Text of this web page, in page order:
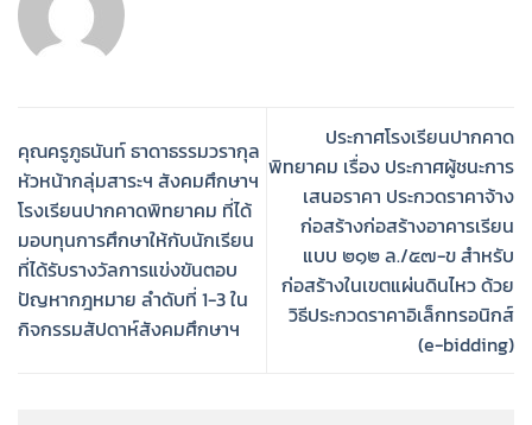
คุณครูภูธนันท์ ธาดาธรรมวรากุล
หัวหน้ากลุ่มสาระฯ สังคมศึกษาฯ
โรงเรียนปากคาดพิทยาคม ที่ได้
มอบทุนการศึกษาให้กับนักเรียน
ที่ได้รับรางวัลการแข่งขันตอบ
ปัญหากฎหมาย ลำดับที่ 1-3 ใน
กิจกรรมสัปดาห์สังคมศึกษาฯ
ประกาศโรงเรียนปากคาด
พิทยาคม เรื่อง ประกาศผู้ชนะการ
เสนอราคา ประกวดราคาจ้าง
ก่อสร้างก่อสร้างอาคารเรียน
แบบ ๒๑๒ ล./๕๗-ข สำหรับ
ก่อสร้างในเขตแผ่นดินไหว ด้วย
วิธีประกวดราคาอิเล็กทรอนิกส์
(e-bidding)